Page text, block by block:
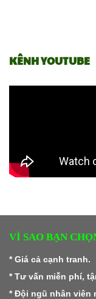
KÊNH YOUTUBE
VÌ SAO BẠN
* Giá cả cạnh tranh.
* Tư vấn miễn phí,
* Đội ngũ nhân viên